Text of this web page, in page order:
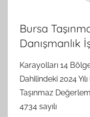
Bursa
Danışmanlık
Karayolları 14
Dahilindeki 2024
Taşınmaz
4734 sayılı